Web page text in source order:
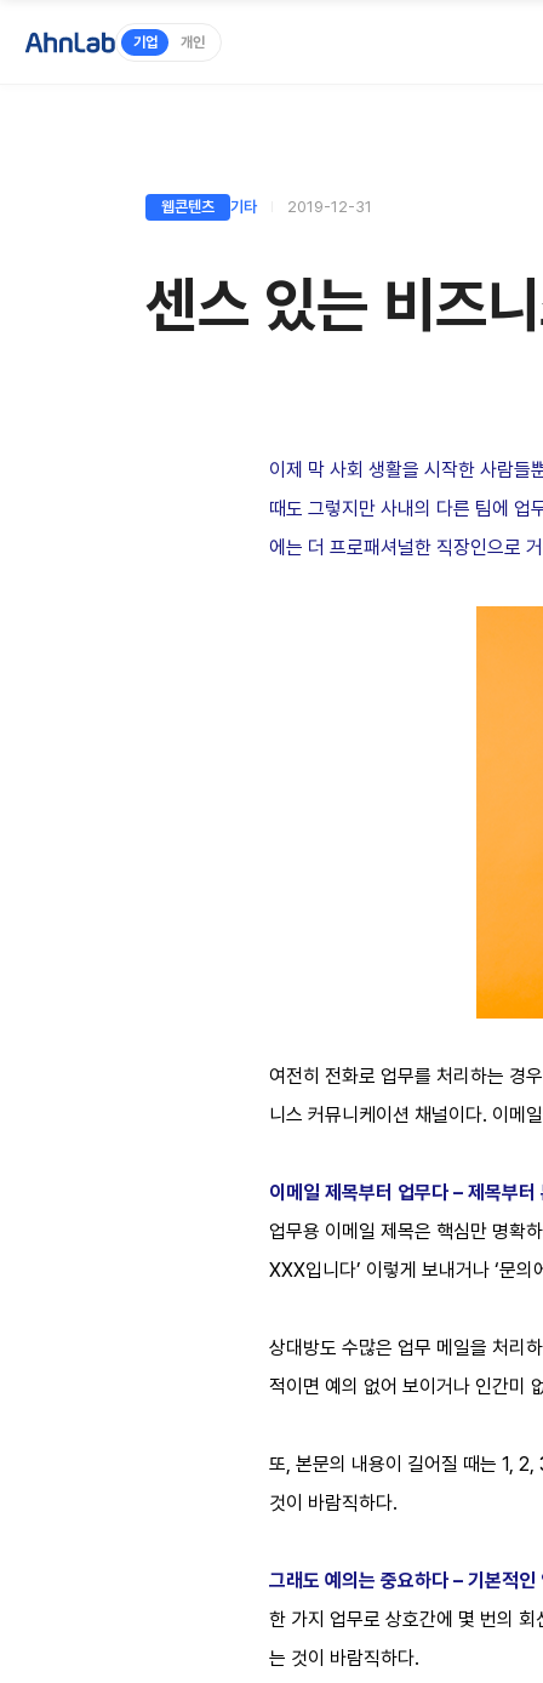
기업 개인
웹콘텐츠 기타 2019-12-31
센스 있는 비즈
이제 막 사회 생활을 시작한 사람
때도 그렇지만 사내의 다른 팀에
에는 더 프로패셔널한 직장인으로
여전히 전화로 업무를 처리하는 경
니스 커뮤니케이션 채널이다. 이메
이메일 제목부터 업무다 – 제목부
업무용 이메일 제목은 핵심만 명확
XXX입니다’ 이렇게 보내거나 ‘문
상대방도 수많은 업무 메일을 처리
적이면 예의 없어 보이거나 인간미
또, 본문의 내용이 길어질 때는 1,
것이 바람직하다.
그래도 예의는 중요하다 – 기본적
한 가지 업무로 상호간에 몇 번의
는 것이 바람직하다.